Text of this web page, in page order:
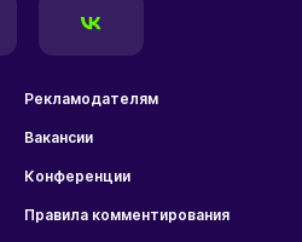
Рекламодателям
Вакансии
Конференции
Правила комментирования